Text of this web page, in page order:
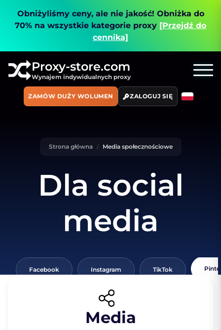
Obniżyliśmy ceny, ale nie jakość! Obniżka do
70% na wszystkie kategorie proxy [Przejdź do
cennika]
Proxy-store.com
Wynajem indywidualnych proxy
ZAMÓW DUŻY WOLUMEN ZALOGUJ SIĘ
Strona główna Media społecznościowe
Dla social
media
Facebook Instagram TikTok
Media